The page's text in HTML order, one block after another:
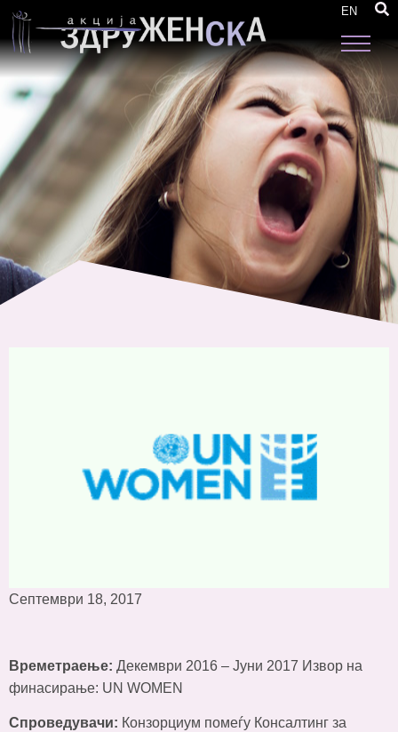
EN
УЧЕСТВО НА ЖЕНИТЕ НА ЛОКАЛНО НИВО
Септември 18, 2017
Времетраење: Декември 2016 – Јуни 2017 Извор на
финасирање: UN WOMEN
Спроведувачи: Конзорциум помеѓу Консалтинг за